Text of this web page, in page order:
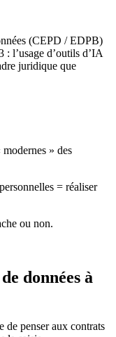
(CEPD / EDPB)
: l’usage d’outils d’IA
juridique que
» des
= réaliser
ou non.
données à
de penser aux contrats